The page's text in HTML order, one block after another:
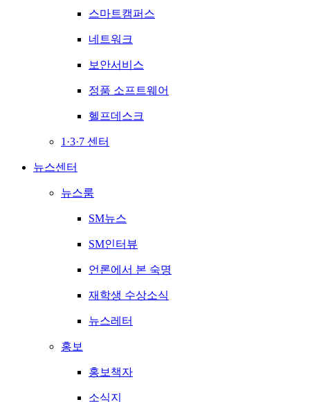
스마트캠퍼스
네트워크
보안서비스
정품 소프트웨어
헬프데스크
1·3·7 센터
뉴스센터
뉴스룸
SM뉴스
SM인터뷰
언론에서 본 숙명
재학생 수상소식
뉴스레터
홍보
홍보책자
소식지